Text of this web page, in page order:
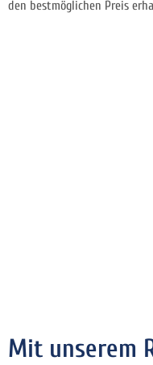
den bestmöglichen Preis
Mit unserem